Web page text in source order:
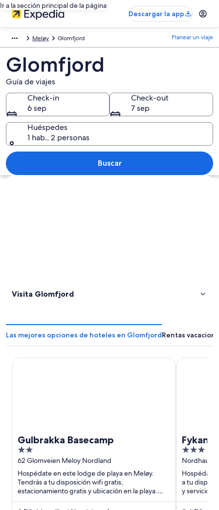
Ir a la sección principal de la página
Descargar la app
Meløy Glomfjord Planear un viaje
Glomfjord
Guía de viajes
Check-in
6 sep
Check-out
7 sep
Huéspedes
1 hab., 2 personas
Buscar
Explorar mapa
Visita Glomfjord
Las mejores opciones de hoteles en GlomfjordRentas
Gulbrakka Basecamp
2
out
of
5
62 Glomveien Meloy Nordland
Hospédate en este lodge de playa en Meløy.
Tendrás a tu disposición wifi gratis,
estacionamiento gratis y ubicación en la playa.
Estarás muy cerca de atracciones ...
Gulbrakka Basecamp
Fykan
3
out
of
5
Hospédate
a tu
y servicio
atracciones
Fykan Hotel